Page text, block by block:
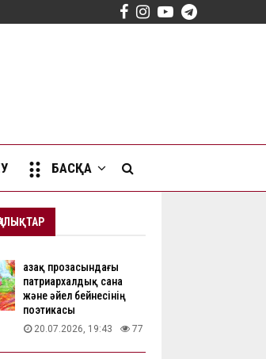
Facebook
Instagram
YoutubeTelegram
БАСҚА
Қазақ прозасындағы
патриархалдық сана
және әйел бейнесінің
поэтикасы
20.07.2026, 19:43 77